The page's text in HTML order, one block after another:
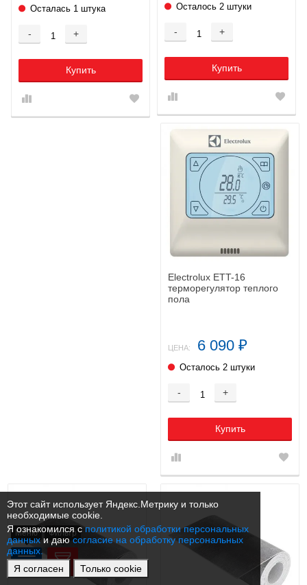
Этот сайт использует Яндекс.Метрику и только
необходимые cookie.
Я ознакомился сполитикой обработки персональных
данныхи даю согласие на обработку персональных
данных.
Я согласен
Только cookie
Осталась 1 штука
- +
Купить
Осталось 2 штуки
- +
Купить
Electrolux ETT-16
терморегулятор теплого
пола
ЦЕНА: 6 090 ₽
Осталось 2 штуки
- +
Купить
Меню Фильтр